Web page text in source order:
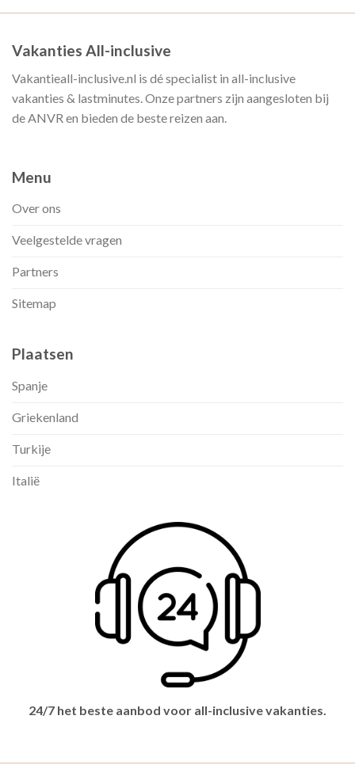
Vakanties All-inclusive
Vakantieall-inclusive.nl is dé specialist in all-inclusive
vakanties & lastminutes. Onze partners zijn aangesloten bij
de ANVR en bieden de beste reizen aan.
Menu
Over ons
Veelgestelde vragen
Partners
Sitemap
Plaatsen
Spanje
Griekenland
Turkije
Italië
24/7 het beste aanbod voor all-inclusive vakanties.